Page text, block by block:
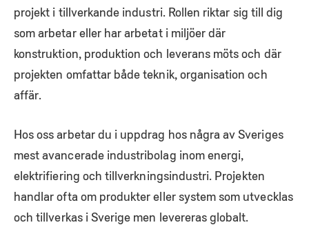
projekt i tillverkande industri. Rollen riktar sig till dig
som arbetar eller har arbetat i miljöer där
konstruktion, produktion och leverans möts och där
projekten omfattar både teknik, organisation och
affär.
Hos oss arbetar du i uppdrag hos några av Sveriges
mest avancerade industribolag inom energi,
elektrifiering och tillverkningsindustri. Projekten
handlar ofta om produkter eller system som utvecklas
och tillverkas i Sverige men levereras globalt.